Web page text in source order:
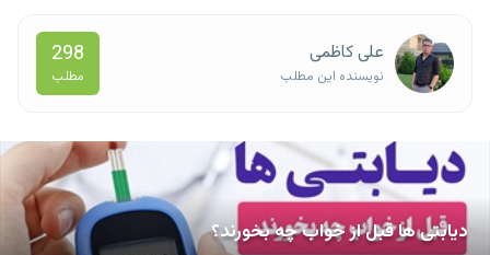
علی کاظمی
نویسنده این مطلب
298
مطلب
دیابتی ها قبل از خواب چه بخورند؟